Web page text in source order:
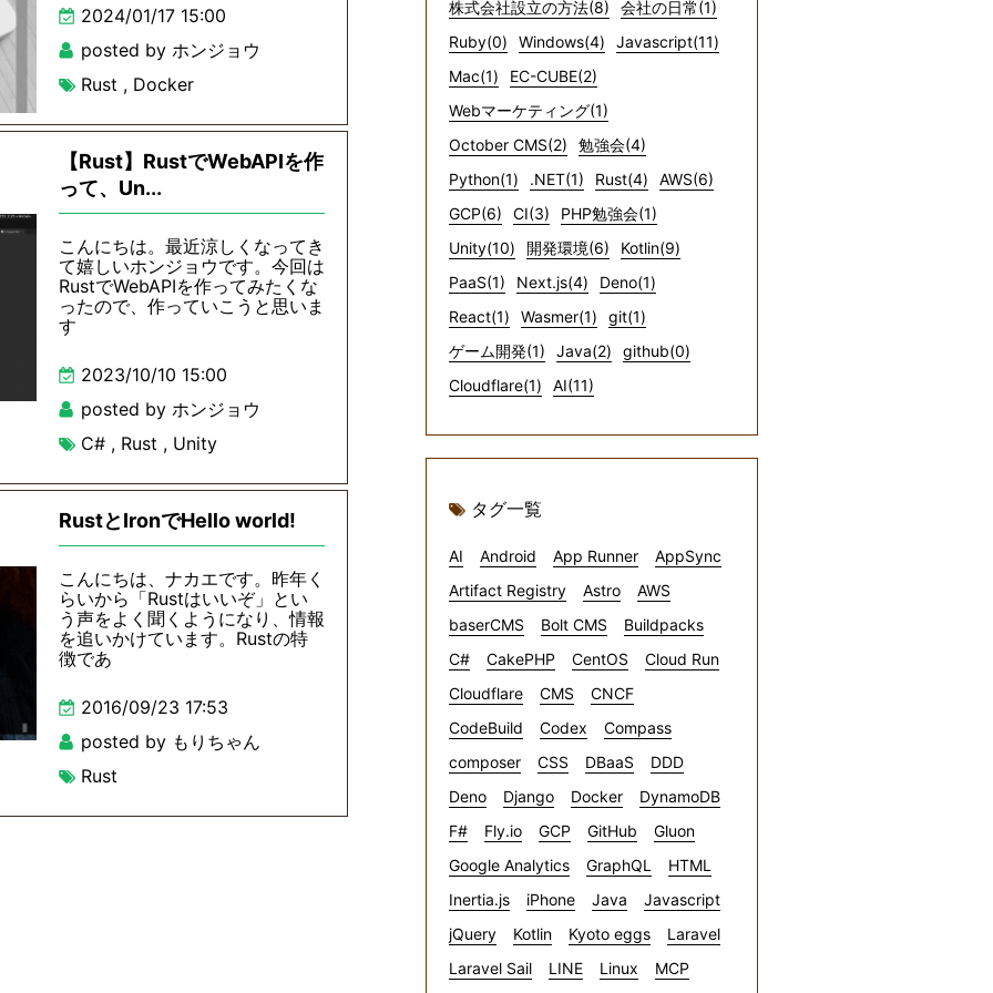
2024/01/17 15:00
posted by ホンジョウ
Rust , Docker
【Rust】RustでWebAPIを作
って、Un...
こんにちは。最近涼しくなってき
て嬉しいホンジョウです。今回は
RustでWebAPIを作ってみたくな
ったので、作っていこうと思いま
す
2023/10/10 15:00
posted by ホンジョウ
C# , Rust , Unity
RustとIronでHello world!
こんにちは、ナカエです。昨年く
らいから「Rustはいいぞ」とい
う声をよく聞くようになり、情報
を追いかけています。Rustの特
徴であ
2016/09/23 17:53
posted by もりちゃん
Rust
株式会社設立の方法(8)
会社の日常(1)
Ruby(0)
Windows(4)
Javascript(11)
Mac(1)
EC-CUBE(2)
Webマーケティング(1)
October CMS(2)
勉強会(4)
Python(1)
.NET(1) Rust(4)
AWS(6)
GCP(6)
CI(3)
PHP勉強会(1)
Unity(10)
開発環境(6)
Kotlin(9)
PaaS(1)
Next.js(4)
Deno(1)
React(1)
Wasmer(1)
git(1)
ゲーム開発(1)
Java(2)
github(0)
Cloudflare(1)
AI(11)
タグ一覧
AI Android App Runner
AppSync
Artifact Registry
Astro
AWS
baserCMS
Bolt CMS
Buildpacks
C#
CakePHP CentOS
Cloud Run
Cloudflare
CMS
CNCF
CodeBuild
Codex
Compass
composer
CSS DBaaS
DDD
Deno
Django Docker
DynamoDB
F#
Fly.io GCP GitHub
Gluon
Google Analytics
GraphQL
HTML
Inertia.js
iPhone Java
Javascript
jQuery
Kotlin Kyoto eggs
Laravel
Laravel Sail
LINE Linux MCP